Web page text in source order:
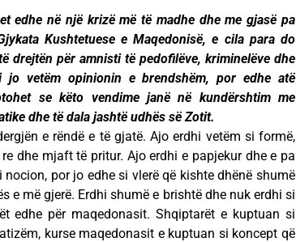
edhe në një krizë më të madhe dhe me gjasë pa
Kushtetuese e Maqedonisë, e cila para do
drejtën për amnisti të pedofilëve, kriminelëve dhe
vetëm opinionin e brendshëm, por edhe atë
se këto vendime janë në kundërshtim me
dhe të dala jashtë udhës së Zotit.
e rëndë e të gjatë. Ajo erdhi vetëm si formë,
dhe mjaft të pritur. Ajo erdhi e papjekur dhe e pa
por jo edhe si vlerë që kishte dhënë shumë
e më gjerë. Erdhi shumë e brishtë dhe nuk erdhi si
edhe për maqedonasit. Shqiptarët e kuptuan si
kurse maqedonasit e kuptuan si koncept që